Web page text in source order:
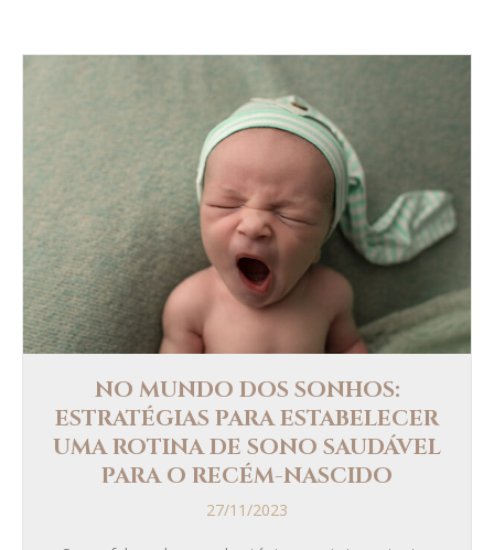
NO MUNDO DOS SONHOS:
ESTRATÉGIAS PARA ESTABELECER
UMA ROTINA DE SONO SAUDÁVEL
PARA O RECÉM-NASCIDO
27/11/2023